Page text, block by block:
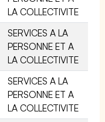
LA COLLECTIVITE
SERVICES A LA
PERSONNE ET A
LA COLLECTIVITE
SERVICES A LA
PERSONNE ET A
LA COLLECTIVITE